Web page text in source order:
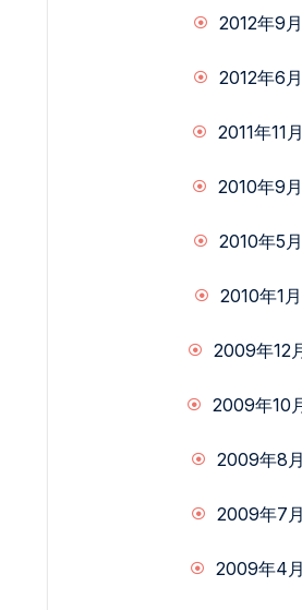
2012年9月
2012年6月
2011年11月
2010年9月
2010年5月
2010年1月
2009年12
2009年10
2009年8月
2009年7月
2009年4月